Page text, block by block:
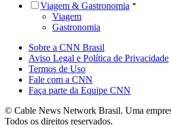
Viagem & Gastronomia
Viagem
Gastronomia
Sobre a CNN Brasil
Aviso Legal e Política de Privacidade
Termos de Uso
Fale com a CNN
Faça parte da Equipe CNN
© Cable News Network Brasil. Uma
Todos os direitos reservados.